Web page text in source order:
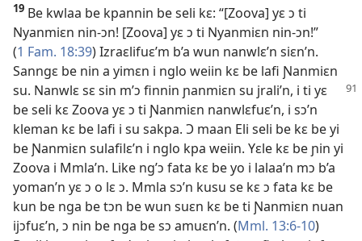
19 Be kwlaa be kpannin be seli kɛ: “[Zoova] yɛ ɔ ti
Nyanmiɛn nin-ɔn! [Zoova] yɛ ɔ ti Nyanmiɛn nin-ɔn!”
(1 Fam. 18:39) Izraɛlifuɛ’m b’a wun nanwlɛ’n siɛn’n.
Sanngɛ be nin a yimɛn i nglo weiin kɛ be lafi Ɲanmiɛn
su. Nanwlɛ sɛ sin m’ɔ finnin ɲanmiɛn su jrali’n, i ti yɛ
be seli kɛ Zoova yɛ ɔ ti Ɲanmiɛn nanwlɛfuɛ’n, i sɔ’n
kleman kɛ be lafi i su sakpa. Ɔ maan Eli seli be kɛ be yi
be Ɲanmiɛn sulafilɛ’n i nglo kpa weiin. Yɛle kɛ be ɲin yi
Zoova i Mmla’n. Like ng’ɔ fata kɛ be yo i lalaa’n mɔ b’a
yoman’n yɛ ɔ o lɛ ɔ. Mmla sɔ’n kusu se kɛ ɔ fata kɛ be
kun be nga be tɔn be wun suɛn kɛ be ti Ɲanmiɛn nuan
ijɔfuɛ’n, ɔ nin be nga be sɔ amuɛn’n. (Mml. 13:6-10)